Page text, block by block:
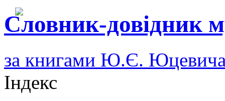
Словник-довідник
за книгами Ю.Є.
Індекс